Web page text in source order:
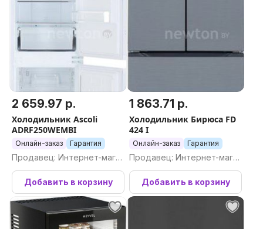
2 659.97 р.
Холодильник Ascoli
ADRF250WEMBI
Онлайн-заказ Гарантия
Продавец: Интернет-магаз
ин Newton.by
Добавить в корзину
1 863.71 р.
Холодильник Бирюса FD
424 I
Онлайн-заказ Гарантия
Продавец: Интернет-магаз
ин Newton.by
Добавить в корзину